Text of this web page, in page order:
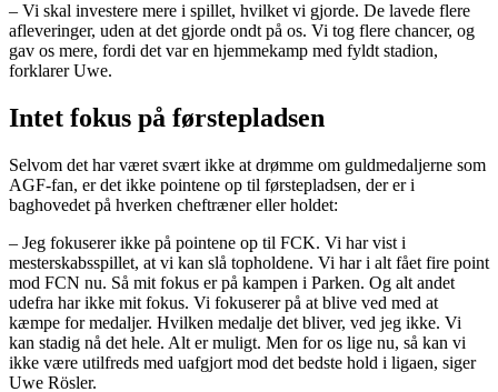
– Vi skal investere mere i spillet, hvilket vi gjorde. De lavede flere
afleveringer, uden at det gjorde ondt på os. Vi tog flere chancer, og
gav os mere, fordi det var en hjemmekamp med fyldt stadion,
forklarer Uwe.
Intet fokus på førstepladsen
Selvom det har været svært ikke at drømme om guldmedaljerne som
AGF-fan, er det ikke pointene op til førstepladsen, der er i
baghovedet på hverken cheftræner eller holdet:
– Jeg fokuserer ikke på pointene op til FCK. Vi har vist i
mesterskabsspillet, at vi kan slå topholdene. Vi har i alt fået fire point
mod FCN nu. Så mit fokus er på kampen i Parken. Og alt andet
udefra har ikke mit fokus. Vi fokuserer på at blive ved med at
kæmpe for medaljer. Hvilken medalje det bliver, ved jeg ikke. Vi
kan stadig nå det hele. Alt er muligt. Men for os lige nu, så kan vi
ikke være utilfreds med uafgjort mod det bedste hold i ligaen, siger
Uwe Rösler.